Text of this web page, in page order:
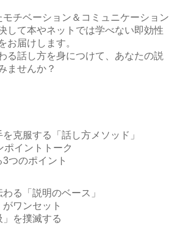
チベーション＆コミュニケーション
して本やネットでは学べない即効性
お届けします。
る話し方を身につけて、あなたの説
ませんか？
克服する「話し方メソッド」
ポイントトーク
つのポイント
る「説明のベース」
ワンセット
を撲滅する